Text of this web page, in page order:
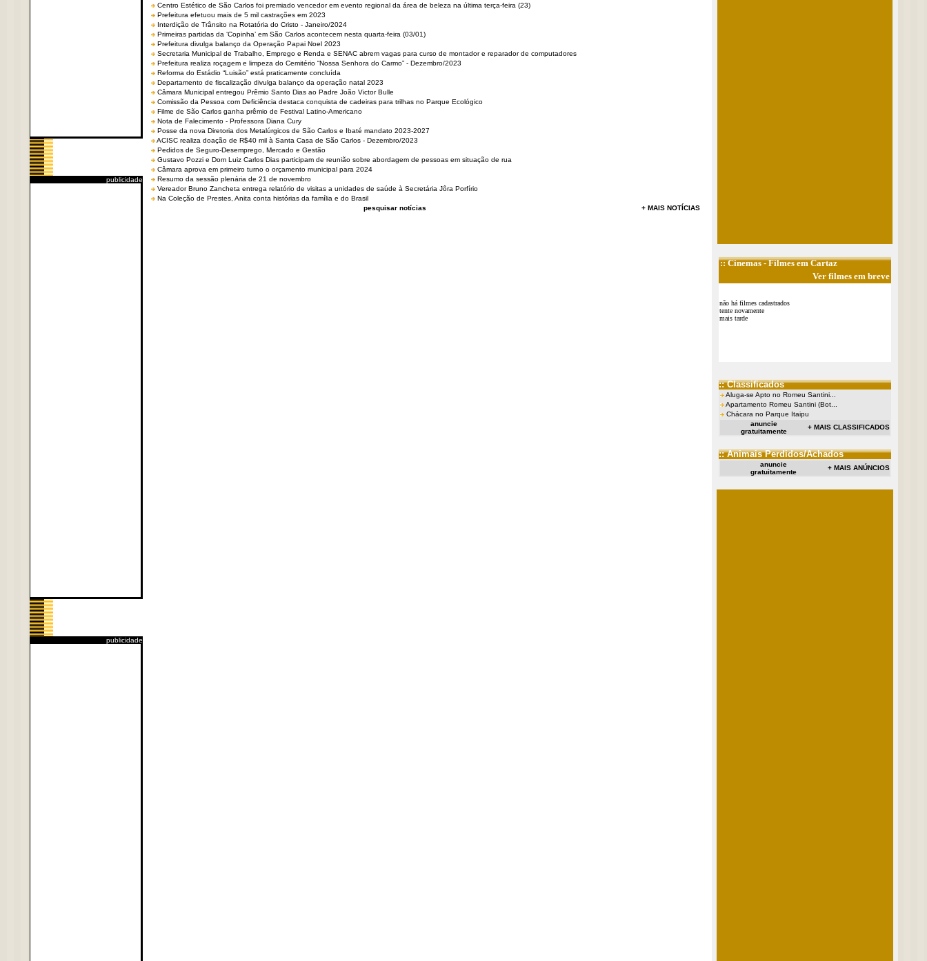
publicidade
publicidade
Centro Estético de São Carlos foi premiado vencedor em evento regional da área de beleza na última terça-feira (23)
Prefeitura efetuou mais de 5 mil castrações em 2023
Interdição de Trânsito na Rotatória do Cristo - Janeiro/2024
Primeiras partidas da ‘Copinha’ em São Carlos acontecem nesta quarta-feira (03/01)
Prefeitura divulga balanço da Operação Papai Noel 2023
Secretaria Municipal de Trabalho, Emprego e Renda e SENAC abrem vagas para curso de montador e reparador de computadores
Prefeitura realiza roçagem e limpeza do Cemitério “Nossa Senhora do Carmo” - Dezembro/2023
Reforma do Estádio “Luisão” está praticamente concluída
Departamento de fiscalização divulga balanço da operação natal 2023
Câmara Municipal entregou Prêmio Santo Dias ao Padre João Victor Bulle
Comissão da Pessoa com Deficiência destaca conquista de cadeiras para trilhas no Parque Ecológico
Filme de São Carlos ganha prêmio de Festival Latino-Americano
Nota de Falecimento - Professora Diana Cury
Posse da nova Diretoria dos Metalúrgicos de São Carlos e Ibaté mandato 2023-2027
ACISC realiza doação de R$40 mil à Santa Casa de São Carlos - Dezembro/2023
Pedidos de Seguro-Desemprego, Mercado e Gestão
Gustavo Pozzi e Dom Luiz Carlos Dias participam de reunião sobre abordagem de pessoas em situação de rua
Câmara aprova em primeiro turno o orçamento municipal para 2024
Resumo da sessão plenária de 21 de novembro
Vereador Bruno Zancheta entrega relatório de visitas a unidades de saúde à Secretária Jôra Porfírio
Na Coleção de Prestes, Anita conta histórias da família e do Brasil
pesquisar notícias
+ MAIS NOTÍCIAS
::Cinemas- Filmes em Cartaz
Ver filmes em breve
não há filmes cadastrados
tente novamente
mais tarde
:: Classificados
Aluga-se Apto no Romeu Santini...
Apartamento Romeu Santini (Bot...
Chácara no Parque Itaipu
anuncie
gratuitamente
+ MAIS CLASSIFICADOS
:: Animais Perdidos/Achados
anuncie
gratuitamente
+ MAIS ANÚNCIOS